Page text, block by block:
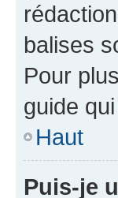
balises
Pour
guide
Haut
Puis-je